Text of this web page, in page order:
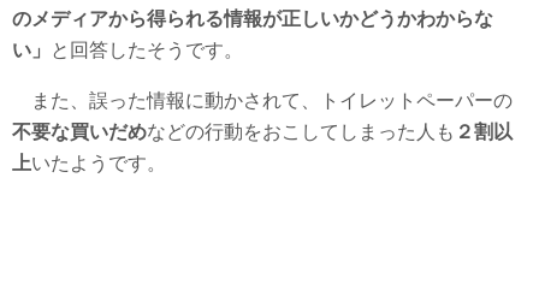
のメディアから得られる情報が正しいかどうかわからな
い」 と回答したそうです。
また、誤った情報に動かされて、トイレットペーパーの
不要な買いだめなどの行動をおこしてしまった人も ２割以
上いたようです。